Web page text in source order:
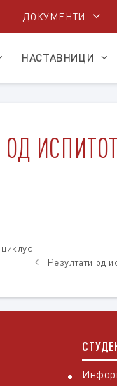
ДОКУМЕНТИ
НАСТАВНИЦИ
ОД
Резултати од